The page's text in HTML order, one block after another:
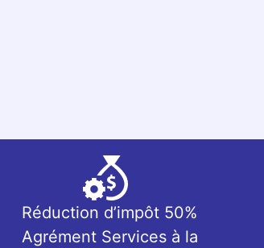
Réduction d’impôt 50%
Agrément Services à la